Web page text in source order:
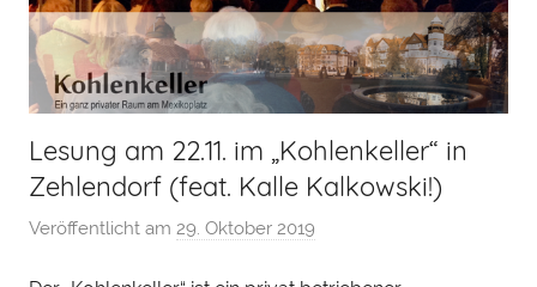
Lesung am 22.11. im „Kohlenkeller“ in
Zehlendorf (feat. Kalle Kalkowski!)
Veröffentlicht am 29. Oktober 2019